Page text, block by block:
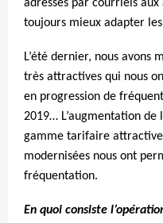
adressés par courriels
toujours mieux adapter
L’été dernier, nous avons
très attractives qui nous
en progression de
2019… L’augmentation de
gamme tarifaire
modernisées nous ont
fréquentation.
En quoi consiste